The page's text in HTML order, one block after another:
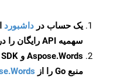
یک حساب در داشبورد
سهمیه API رایگان را دریافت کنید
منبع Go را از